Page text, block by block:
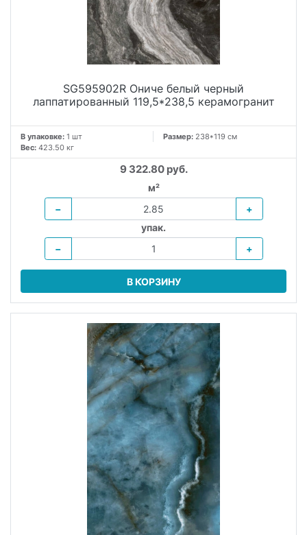
SG595902R Ониче белый черный
лаппатированный 119,5*238,5 керамогранит
В упаковке: 1 шт Размер: 238*119 см
Вес: 423.50 кг
9 322.80 руб.
м²
−
+
упак.
−
+
В КОРЗИНУ